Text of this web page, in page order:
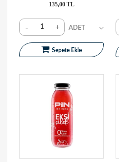
135,00 TL
- +
Sepete Ekle